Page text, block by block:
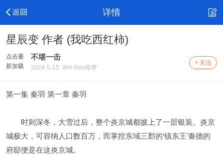
详情
星辰变 作者 (我吃西红柿)
点击重
新加载
不堪一击
2024-5-15 #Hi-Res母带
+ 关注
第一集 秦羽 第一章 秦羽
时则深冬，大雪过后，整个炎京城都披上了一层银装。炎京
城极大，可容纳人口数百万，而掌控东域三郡的‘镇东王’秦德的
府邸便是在这炎京城。